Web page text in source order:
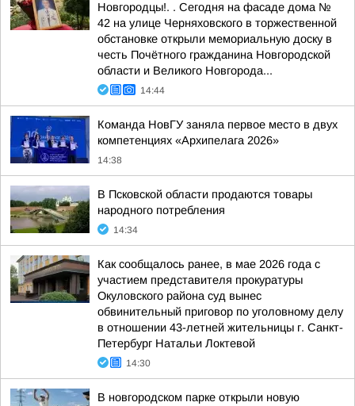
Новгородцы!. . Сегодня на фасаде дома №
42 на улице Черняховского в торжественной
обстановке открыли мемориальную доску в
честь Почётного гражданина Новгородской
области и Великого Новгорода...
14:44
Команда НовГУ заняла первое место в двух
компетенциях «Архипелага 2026»
14:38
В Псковской области продаются товары
народного потребления
14:34
Как сообщалось ранее, в мае 2026 года с
участием представителя прокуратуры
Окуловского района суд вынес
обвинительный приговор по уголовному делу
в отношении 43-летней жительницы г. Санкт-
Петербург Натальи Локтевой
14:30
В новгородском парке открыли новую